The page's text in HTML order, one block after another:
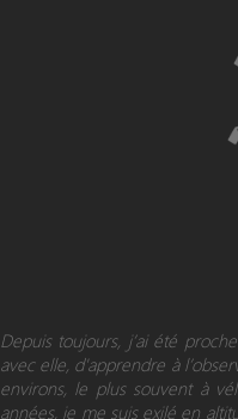
Depuis toujours, j’ai été
avec elle, d'apprendre à
environs, le plus souvent à
années, je me suis exilé en